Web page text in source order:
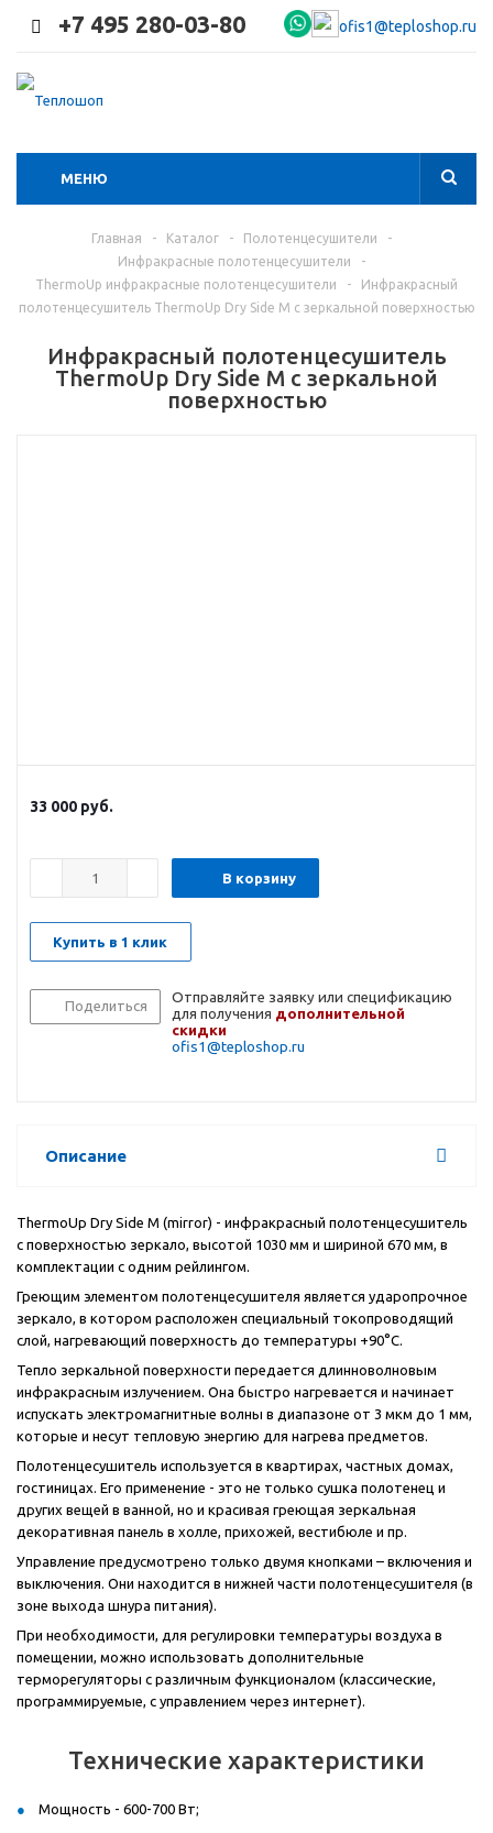
+7 495 280-03-80 ofis1@teploshop.ru
МЕНЮ
Главная - Каталог - Полотенцесушители
-
Инфракрасные полотенцесушители
-
ThermoUp инфракрасные полотенцесушители
-
Инфракрасный
полотенцесушитель ThermoUp Dry Side M с зеркальной поверхностью
Инфракрасный полотенцесушитель
ThermoUp Dry Side M с зеркальной
поверхностью
33 000 руб.
В корзину
Купить в 1 клик
Поделиться
Отправляйте заявку или спецификацию
для получения дополнительной
скидки
ofis1@teploshop.ru
Описание
ThermoUp Dry Side M (mirror) - инфракрасный полотенцесушитель
c поверхностью зеркало, высотой 1030 мм и шириной 670 мм, в
комплектации с одним рейлингом.
Греющим элементом полотенцесушителя является ударопрочное
зеркало, в котором расположен специальный токопроводящий
слой, нагревающий поверхность до температуры +90°С.
Тепло зеркальной поверхности передается длинноволновым
инфракрасным излучением. Она быстро нагревается и начинает
испускать электромагнитные волны в диапазоне от 3 мкм до 1 мм,
которые и несут тепловую энергию для нагрева предметов.
Полотенцесушитель используется в квартирах, частных домах,
гостиницах. Его применение - это не только сушка полотенец и
других вещей в ванной, но и красивая греющая зеркальная
декоративная панель в холле, прихожей, вестибюле и пр.
Управление предусмотрено только двумя кнопками – включения и
выключения. Они находится в нижней части полотенцесушителя (в
зоне выхода шнура питания).
При необходимости, для регулировки температуры воздуха в
помещении, можно использовать дополнительные
терморегуляторы с различным функционалом (классические,
программируемые, с управлением через интернет).
Технические характеристики
Мощность - 600-700 Вт;